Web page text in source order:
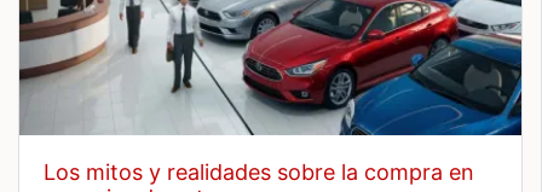
los mitos y realidades sobre la compra en